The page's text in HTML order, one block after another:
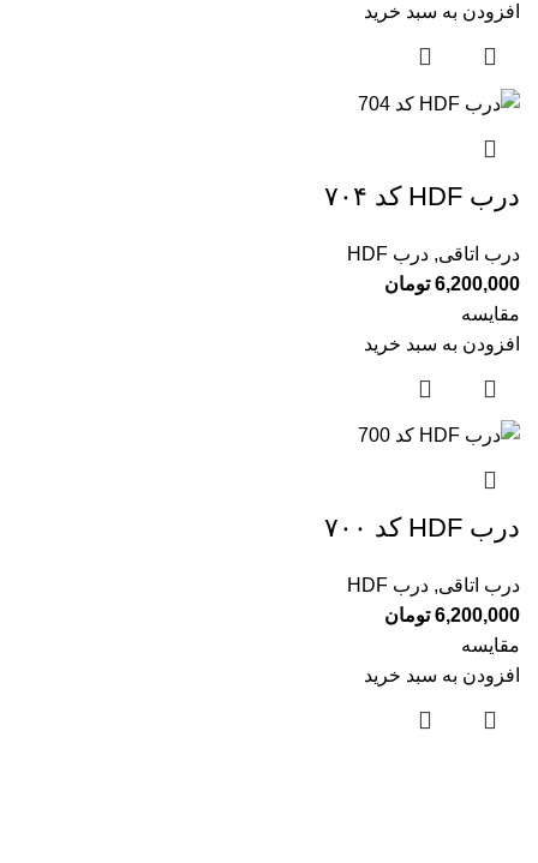
افزودن به سبد خرید
درب HDF کد ۷۰۴
درب اتاقی, درب HDF
6,200,000 تومان
مقایسه
افزودن به سبد خرید
درب HDF کد ۷۰۰
درب اتاقی, درب HDF
6,200,000 تومان
مقایسه
افزودن به سبد خرید